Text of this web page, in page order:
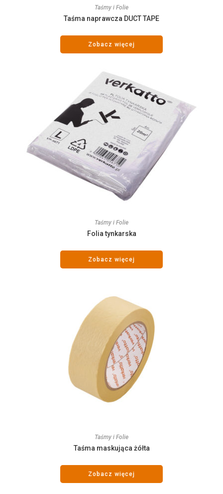
Taśmy i Folie
Taśma naprawcza DUCT TAPE
Zobacz więcej
Taśmy i Folie
Folia tynkarska
Zobacz więcej
Taśmy i Folie
Taśma maskująca żółta
Zobacz więcej